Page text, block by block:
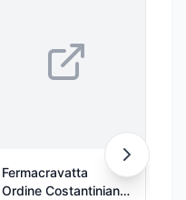
Fermacravatta
Ordine Costantiniano